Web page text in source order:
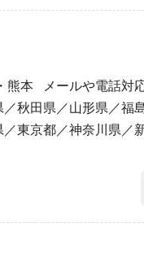
熊本 メールや電話対
秋田県／山形県／福
東京都／神奈川県／